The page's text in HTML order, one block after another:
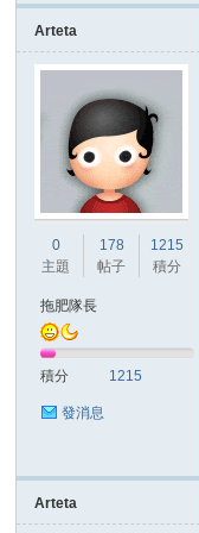
Arteta
0
主題
178
帖子
1215
積分
拖肥隊長
積分 1215
發消息
Arteta